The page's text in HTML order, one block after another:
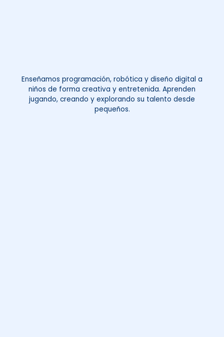
Enseñamos programación, robótica y diseño digital a
niños de forma creativa y entretenida. Aprenden
jugando, creando y explorando su talento desde
pequeños.